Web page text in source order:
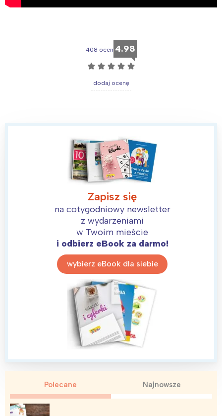
408 ocen 4.98
☆ ☆ ☆ ☆ ☆
dodaj ocenę
Zapisz się
na cotygodniowy newsletter
z wydarzeniami
w Twoim mieście
i odbierz eBook za darmo!
wybierz eBook dla siebie
Polecane Najnowsze